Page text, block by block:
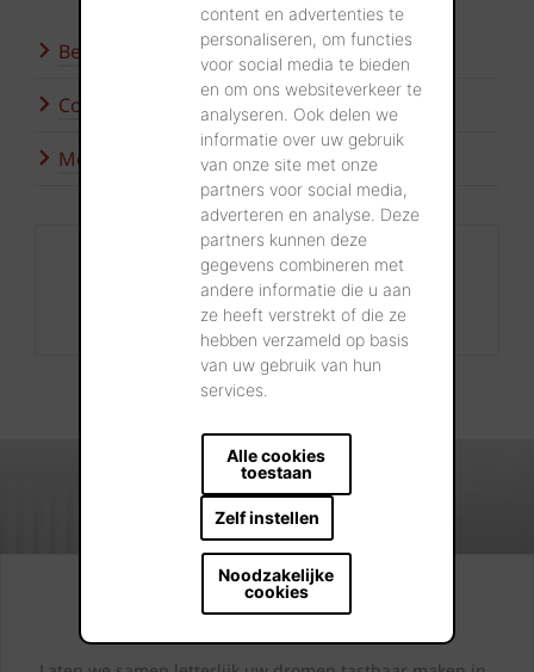
content en advertenties te
personaliseren, om functies
voor social media te bieden
en om ons websiteverkeer te
analyseren. Ook delen we
informatie over uw gebruik
van onze site met onze
partners voor social media,
adverteren en analyse. Deze
partners kunnen deze
gegevens combineren met
andere informatie die u aan
ze heeft verstrekt of die ze
hebben verzameld op basis
van uw gebruik van hun
services.
Alle cookies
toestaan
Zelf instellen
Noodzakelijke
cookies
Bezoek onze showroom
Contacteer ons
Meer inspiratie
Contact
+32 56 24 96 38
info@wienerberger.be
Kijk. Droom. Kies.